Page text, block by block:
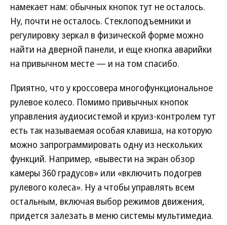
намекает нам: обычных кнопок тут не осталось.
Ну, почти не осталось. Стеклоподъемники и
регулировку зеркал в физической форме можно
найти на дверной панели, и еще кнопка аварийки
на привычном месте — и на том спасибо.
Приятно, что у кроссовера многофункциональное
рулевое колесо. Помимо привычных кнопок
управления аудиосистемой и круиз-контролем тут
есть так называемая особая клавиша, на которую
можно запрограммировать одну из нескольких
функций. Например, «вывести на экран обзор
камеры 360 градусов» или «включить подогрев
рулевого колеса». Ну а чтобы управлять всем
остальным, включая выбор режимов движения,
придется залезать в меню системы мультимедиа.